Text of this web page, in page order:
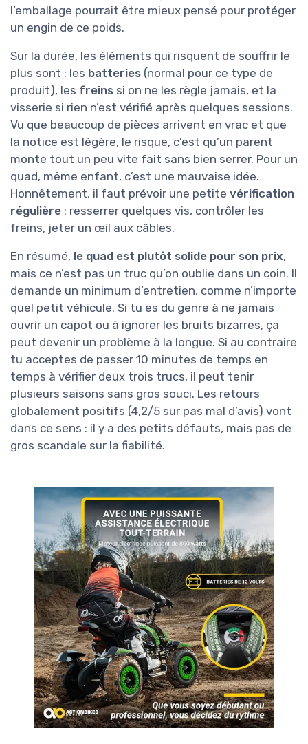
l’emballage pourrait être mieux pensé pour protéger
un engin de ce poids.
Sur la durée, les éléments qui risquent de souffrir le
plus sont : les batteries (normal pour ce type de
produit), les freins si on ne les règle jamais, et la
visserie si rien n’est vérifié après quelques sessions.
Vu que beaucoup de pièces arrivent en vrac et que
la notice est légère, le risque, c’est qu’un parent
monte tout un peu vite fait sans bien serrer. Pour un
quad, même enfant, c’est une mauvaise idée.
Honnêtement, il faut prévoir une petite vérification
régulière : resserrer quelques vis, contrôler les
freins, jeter un œil aux câbles.
En résumé, le quad est plutôt solide pour son prix,
mais ce n’est pas un truc qu’on oublie dans un coin. Il
demande un minimum d’entretien, comme n’importe
quel petit véhicule. Si tu es du genre à ne jamais
ouvrir un capot ou à ignorer les bruits bizarres, ça
peut devenir un problème à la longue. Si au contraire
tu acceptes de passer 10 minutes de temps en
temps à vérifier deux trois trucs, il peut tenir
plusieurs saisons sans gros souci. Les retours
globalement positifs (4,2/5 sur pas mal d’avis) vont
dans ce sens : il y a des petits défauts, mais pas de
gros scandale sur la fiabilité.